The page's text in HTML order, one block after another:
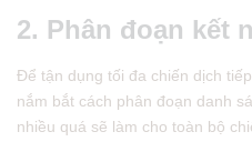
2. Phân đoạn kết
Để tận dụng tối đa chiến dịch
nắm bắt cách phân đoạn danh
nhiều quá sẽ làm cho toàn bộ